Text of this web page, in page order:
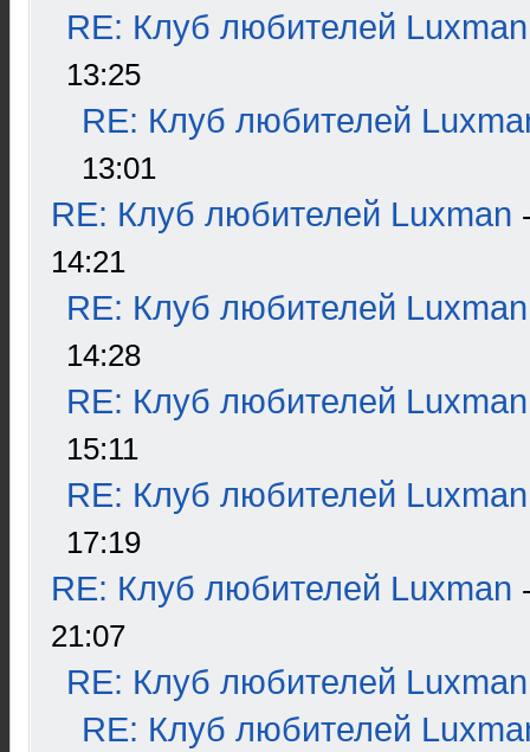
RE: Клуб любителей Luxman
13:25
RE: Клуб любителей
13:01
RE: Клуб любителей Luxman
14:21
RE: Клуб любителей Luxman
14:28
RE: Клуб любителей Luxman
15:11
RE: Клуб любителей Luxman
17:19
RE: Клуб любителей Luxman
21:07
RE: Клуб любителей Luxman
RE: Клуб любителей